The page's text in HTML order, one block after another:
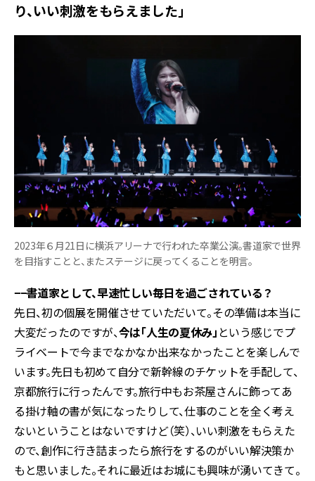
り、いい刺激をもらえました」
2023年６月21日に横浜アリーナで行われた卒業公演。書道家で世界
を目指すことと、またステージに戻ってくることを明言。
−−書道家として、早速忙しい毎日を過ごされている？
先日、初の個展を開催させていただいて。その準備は本当に
大変だったのですが、今は「人生の夏休み」 という感じでプ
ライベートで今までなかなか出来なかったことを楽しんで
います。先日も初めて自分で新幹線のチケットを手配して、
京都旅行に行ったんです。旅行中もお茶屋さんに飾ってあ
る掛け軸の書が気になったりして、仕事のことを全く考え
ないということはないですけど（笑）、いい刺激をもらえた
ので、創作に行き詰まったら旅行をするのがいい解決策か
もと思いました。それに最近はお城にも興味が湧いてきて。